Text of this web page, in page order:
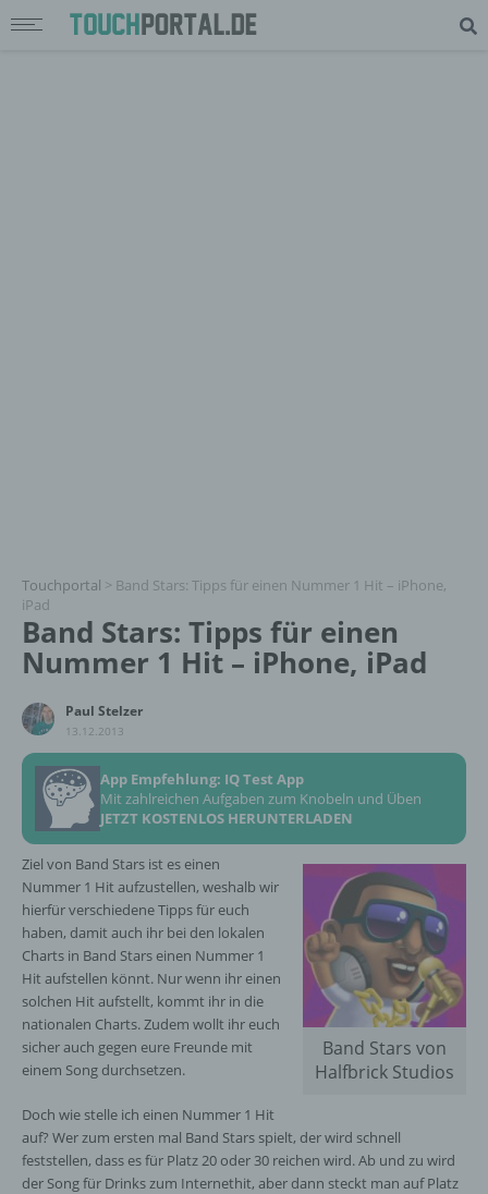
Touchportal > Band Stars: Tipps für einen Nummer 1 Hit – iPhone,
iPad
Band Stars: Tipps für einen
Nummer 1 Hit – iPhone, iPad
Paul Stelzer
13.12.2013
App Empfehlung: IQ Test App
Mit zahlreichen Aufgaben zum Knobeln und Üben
JETZT KOSTENLOS HERUNTERLADEN
Band Stars von
Halfbrick Studios
Ziel von Band Stars ist es einen
Nummer 1 Hit aufzustellen, weshalb wir
hierfür verschiedene Tipps für euch
haben, damit auch ihr bei den lokalen
Charts in Band Stars einen Nummer 1
Hit aufstellen könnt. Nur wenn ihr einen
solchen Hit aufstellt, kommt ihr in die
nationalen Charts. Zudem wollt ihr euch
sicher auch gegen eure Freunde mit
einem Song durchsetzen.
Doch wie stelle ich einen Nummer 1 Hit
auf? Wer zum ersten mal Band Stars spielt, der wird schnell
feststellen, dass es für Platz 20 oder 30 reichen wird. Ab und zu wird
der Song für Drinks zum Internethit, aber dann steckt man auf Platz